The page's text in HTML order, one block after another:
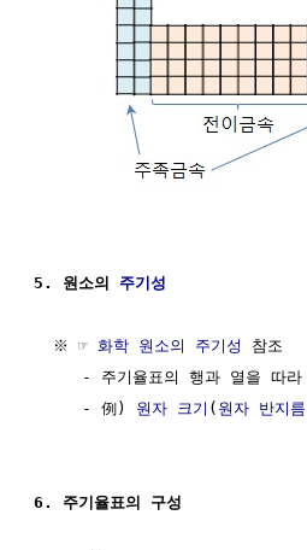
5. 원소의 주기성
  ※ ☞
화학 원소의 주기성
참조
     - 주기율표의 행과 열을 따라
     - 例)
원자 크기 ( 원자 반지름
6. 주기율표의 구성